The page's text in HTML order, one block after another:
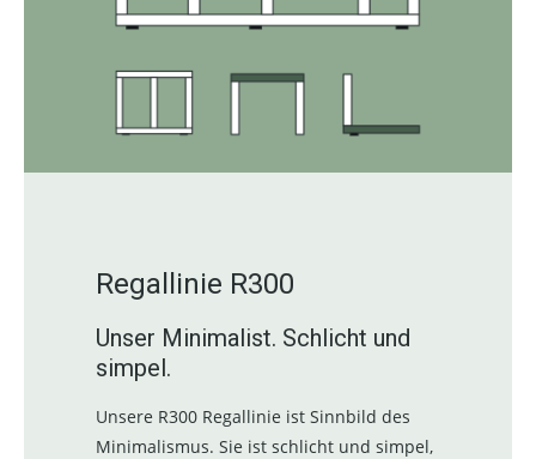
Regallinie R300
Unser Minimalist. Schlicht und
simpel.
Unsere R300 Regallinie ist Sinnbild des
Minimalismus. Sie ist schlicht und simpel,